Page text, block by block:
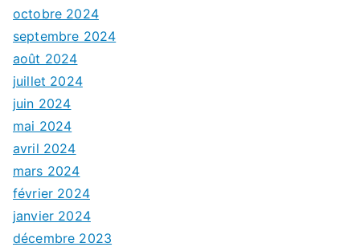
octobre 2024
septembre 2024
août 2024
juillet 2024
juin 2024
mai 2024
avril 2024
mars 2024
février 2024
janvier 2024
décembre 2023